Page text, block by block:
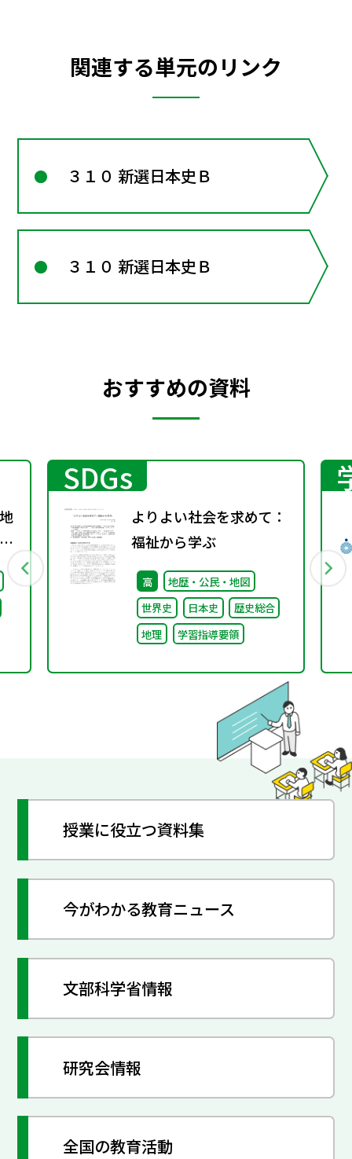
関連する単元のリンク
３１０ 新選日本史Ｂ
３１０ 新選日本史Ｂ
おすすめの資料
SDGs
よりよい社会を求めて：
福祉から学ぶ
高
地歴・公民・地図
世界史
日本史
歴史総合
地理
学習指導要領
授業に役立つ資料集
今がわかる教育ニュース
文部科学省情報
研究会情報
全国の教育活動